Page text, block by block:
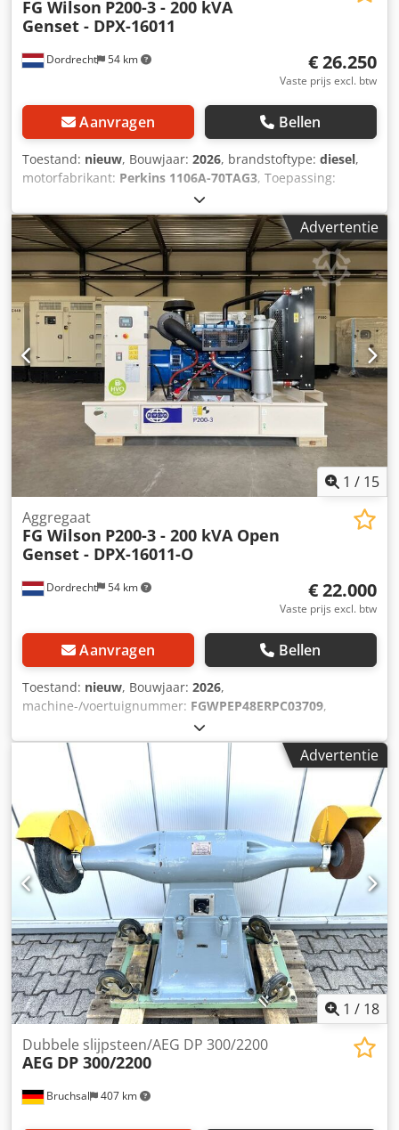
Dordrecht 54 km
FG Wilson P200-3 - 200 kVA
Genset - DPX-16011
€ 26.250
Vaste prijs excl. btw
Aanvragen Bellen
Toestand: nieuw, Bouwjaar: 2026, brandstoftype: diesel,
motorfabrikant: Perkins 1106A-70TAG3, Toepassing:
Bouwsector Leeggewicht: 2.058 kg Generatorvermogen:
200 kVA Laadruimtematen: 352 x 133 x 168 cm CE-
markering: ja Watertankinhoud: 394 l Neem contact op met
Team DPX voor meer informatie. = Verdere opties en
toebehoren = - Accu Dodpfxew Rutfo Ac Heck -
Bedieningspaneel - Stalen dak - Tankwagen
Advertentie
1 / 15
Dordrecht 54 km
Aggregaat
FG Wilson P200-3 - 200 kVA Open
Genset - DPX-16011-O
€ 22.000
Vaste prijs excl. btw
Aanvragen Bellen
Toestand: nieuw, Bouwjaar: 2026,
machine-/voertuignummer: FGWPEP48ERPC03709,
, vermogen:
motorfabrikant:Perkins 1106A-70TAG3,
Toepassingsgebied: Bouw Leeggewicht: 1.548 kg
Generatorvermogen: 200 kVA Laadruim afmetingen: 251 x
101 x 164 cm CE-markering: ja Dodpfx Acswafzmo Hock
Watertankinhoud: 394 l Land van productie: CN Neem
contact op met Team DPX voor meer informatie. = Meer
opties en accessoires = - Accu - Bedieningspaneel -
Tankwagen
Advertentie
1 / 18
Bruchsal 407 km
Dubbele slijpsteen/AEG DP 300/2200
AEG DP 300/2200